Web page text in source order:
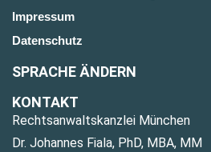
Impressum
Datenschutz
SPRACHE ÄNDERN
KONTAKT
Rechtsanwaltskanzlei München
Dr. Johannes Fiala, PhD, MBA, MM